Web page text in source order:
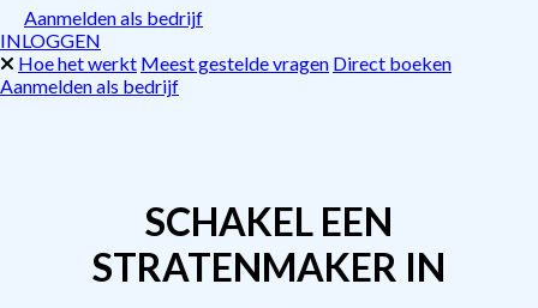
Aanmelden als bedrijf
INLOGGEN
Hoe het werkt Meest gestelde vragen Direct boeken
Aanmelden als bedrijf
SCHAKEL EEN
STRATENMAKER IN